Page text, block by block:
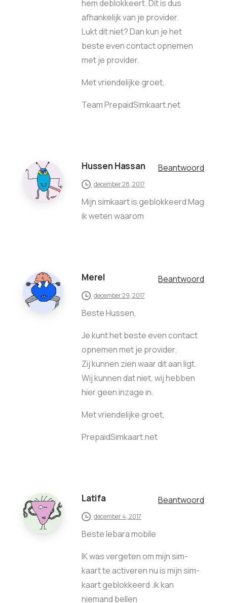
hem deblokkeert. Dit is dus
afhankelijk van je provider.
Lukt dit niet? Dan kun je het
beste even contact opnemen
met je provider.
Met vriendelijke groet,
Team PrepaidSimkaart.net
Hussen Hassan Beantwoord
december 28, 2017
Mijn simkaart is geblokkeerd Mag
ik weten waarom
Merel Beantwoord
december 29, 2017
Beste Hussen,
Je kunt het beste even contact
opnemen met je provider.
Zij kunnen zien waar dit aan ligt.
Wij kunnen dat niet, wij hebben
hier geen inzage in.
Met vriendelijke groet,
PrepaidSimkaart.net
Latifa Beantwoord
december 4, 2017
Beste lebara mobile
IK was vergeten om mijn sim-
kaart te activeren nu is mijn sim-
kaart geblokkeerd .ik kan
niemand bellen